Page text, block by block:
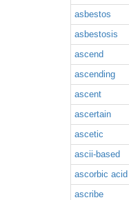
asbestos
asbestosis
ascend
ascending
ascent
ascertain
ascetic
ascii-based
ascorbic acid
ascribe